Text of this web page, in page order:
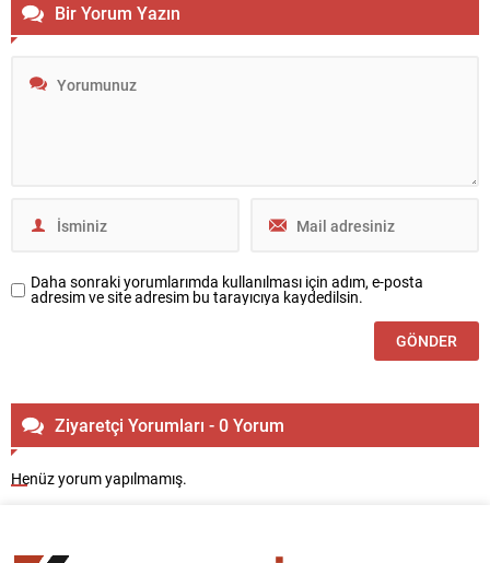
Bir Yorum Yazın
Daha sonraki yorumlarımda kullanılması için adım, e-posta
adresim ve site adresim bu tarayıcıya kaydedilsin.
Ziyaretçi Yorumları - 0 Yorum
Henüz yorum yapılmamış.